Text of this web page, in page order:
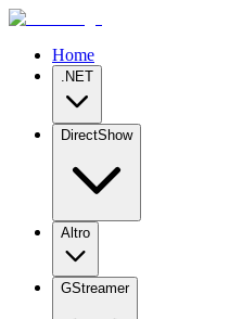
Home
.NET
DirectShow
Altro
GStreamer